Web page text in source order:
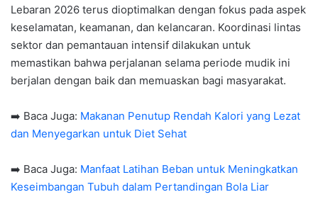
Lebaran 2026 terus dioptimalkan dengan fokus pada aspek
keselamatan, keamanan, dan kelancaran. Koordinasi lintas
sektor dan pemantauan intensif dilakukan untuk
memastikan bahwa perjalanan selama periode mudik ini
berjalan dengan baik dan memuaskan bagi masyarakat.
➡️ Baca Juga: Makanan Penutup Rendah Kalori yang Lezat
dan Menyegarkan untuk Diet Sehat
➡️ Baca Juga: Manfaat Latihan Beban untuk Meningkatkan
Keseimbangan Tubuh dalam Pertandingan Bola Liar